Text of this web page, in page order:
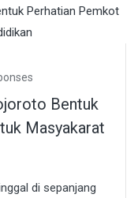
Bentuk
Masyakarat
di sepanjang